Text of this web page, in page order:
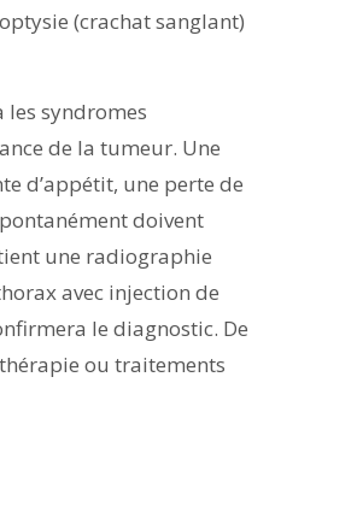
(crachat sanglant)
les syndromes
de la tumeur. Une
d’appétit, une perte de
doivent
une radiographie
avec injection de
le diagnostic. De
ou traitements